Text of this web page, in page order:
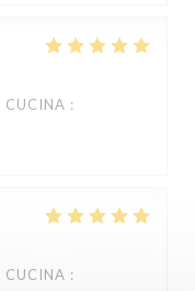
CUCINA :
CUCINA :